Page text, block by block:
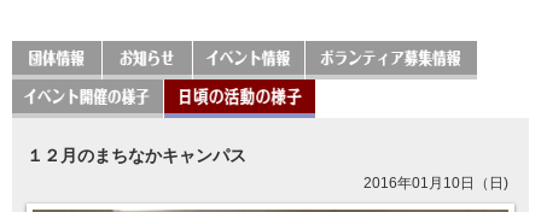
１２月のまちなかキャンパス
2016年01月10日（日)